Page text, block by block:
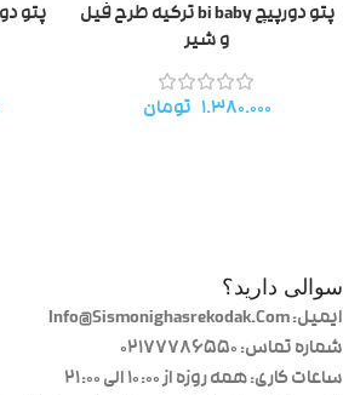
پتو دورپیچ bi baby ترکیه طرح فیل
و شیر
۱.۳۸۰.۰۰۰ تومان
سوالی دارید؟
ایمیل: Info@Sismonighasrekodak.Com
شماره تماس: 02177786550
ساعات کاری: همه روزه از ۱۰:۰۰ الی ۲۱:۰۰